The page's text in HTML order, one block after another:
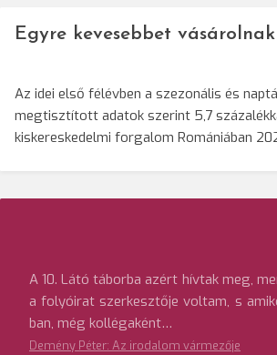
Egyre kevesebbet
Az idei első félévben a szezonális és
megtisztított adatok szerint 5,7
kiskereskedelmi forgalom Romániában
A 10. Látó táborba azért hívtak meg,
a folyóirat szerkesztője voltam, s
ban, még kollégaként…
Demény Péter: Az irodalom vármezője